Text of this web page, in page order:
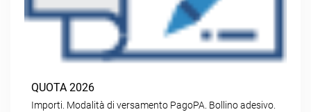
QUOTA 2026
Importi. Modalità di versamento PagoPA. Bollino adesivo.